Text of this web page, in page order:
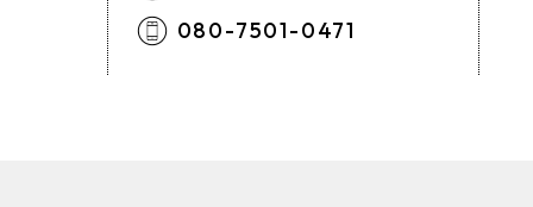
080-7501-0471